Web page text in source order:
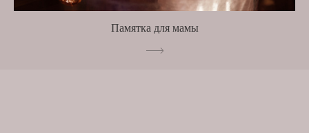
Памятка для мамы